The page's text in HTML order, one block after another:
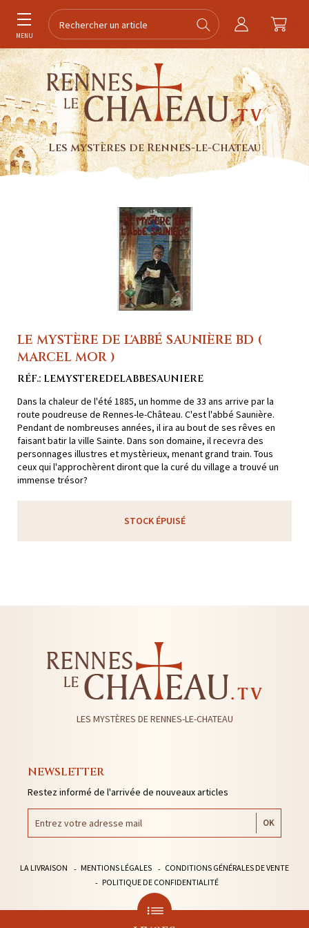
MENU
Les mystères de Rennes-le-Chateau
LE MYSTÈRE DE L'ABBÉ SAUNIÈRE BD (
MARCEL MOR )
RÉF.: LEMYSTEREDELABBESAUNIERE
Dans la chaleur de l'été 1885, un homme de 33 ans arrive par la
route poudreuse de Rennes-le-Château. C'est l'abbé Saunière.
Pendant de nombreuses années, il ira au bout de ses rêves en
faisant batir la ville Sainte. Dans son domaine, il recevra des
personnages illustres et mystèrieux, menant grand train. Tous
ceux qui l'approchèrent diront que la curé du village a trouvé un
immense trésor?
STOCK ÉPUISÉ
LES MYSTÈRES DE RENNES-LE-CHATEAU
NEWSLETTER
Restez informé de l'arrivée de nouveaux articles
LA LIVRAISON MENTIONS LÉGALES
CONDITIONS GÉNÉRALES DE VENTE
POLITIQUE DE CONFIDENTIALITÉ